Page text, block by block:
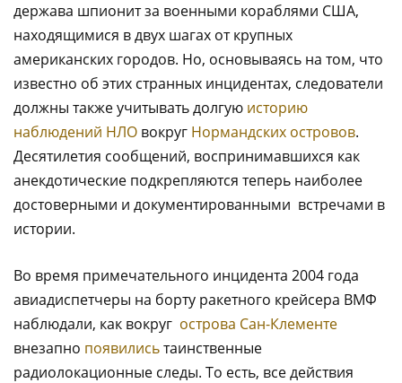
держава шпионит за военными кораблями США,
находящимися в двух шагах от крупных
американских городов. Но, основываясь на том, что
известно об этих странных инцидентах, следователи
должны также учитывать долгую историю
наблюдений НЛО вокруг Нормандских островов.
Десятилетия сообщений, воспринимавшихся как
анекдотические подкрепляются теперь наиболее
достоверными и документированными встречами в
истории.
Во время примечательного инцидента 2004 года
авиадиспетчеры на борту ракетного крейсера ВМФ
наблюдали, как вокруг острова Сан-Клементе
внезапно появилисьтаинственные
радиолокационные следы. То есть, все действия